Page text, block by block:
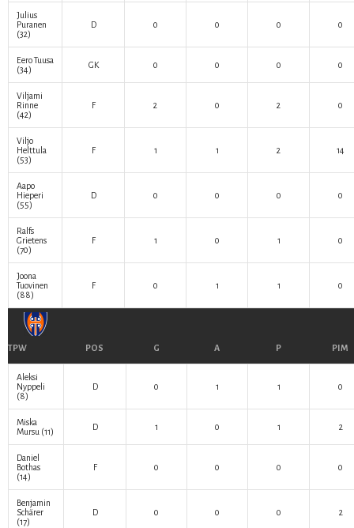
Julius
Puranen
(32)
D 0 0 0 0
Eero Tuusa
(34)
GK 0 0 0 0
Viljami
Rinne
(42)
F 2 0 2 0
Viljo
Helttula
(53)
F 1 1 2 14
Aapo
Hieperi
(55)
D 0 0 0 0
Ralfs
Grietens
(70)
F 1 0 1 0
Joona
Tuovinen
(88)
F 0 1 1 0
TPW POS G A P PIM
Aleksi
Nyppeli
(8)
D 0 1 1 0
Miska
Mursu (11) D 1 0 1 2
Daniel
Bothas
(14)
F 0 0 0 0
Benjamin
Schärer
(17)
D 0 0 0 2